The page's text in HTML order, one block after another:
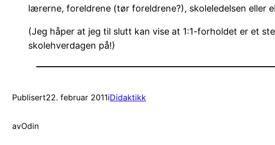
lærerne, foreldrene (tør foreldrene?), skoleledelsen eller
(Jeg håper at jeg til slutt kan vise at 1:1-forholdet er et
skolehverdagen på!)
Publisert22. februar 2011iDidaktikk
avOdin